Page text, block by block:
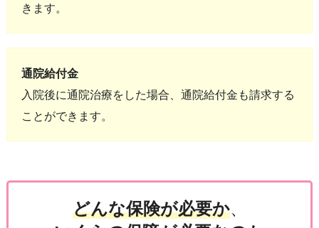
きます。
通院給付金
入院後に通院治療をした場合、通院給付金も請求する
ことができます。
どんな保険が必要か、